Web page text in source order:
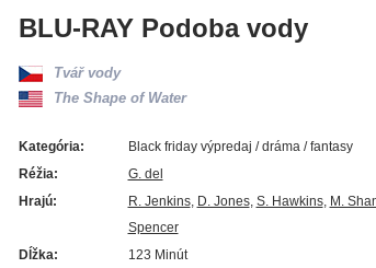
BLU-RAY Podoba vody
Tvář vody
The Shape of Water
Kategória:
Black friday výpredaj / dráma / fantasy
Réžia:
G. del
Hrajú:
R. Jenkins, D. Jones, S. Hawkins, M.
Spencer
Dĺžka:
123 Minút